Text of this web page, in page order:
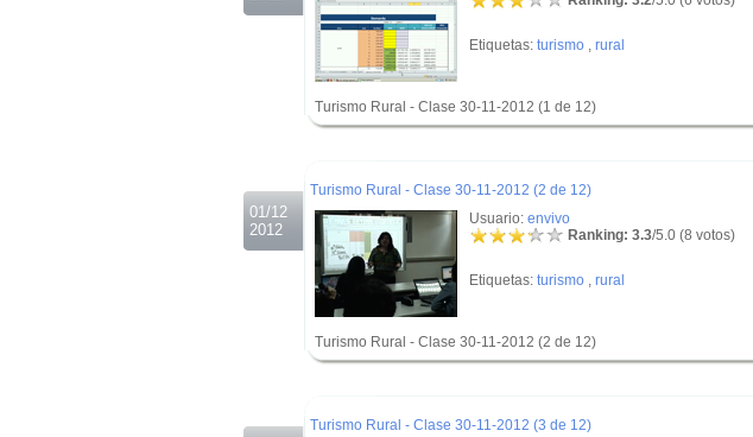
Etiquetas: turismo , rural
Turismo Rural - Clase 30-11-2012 (1 de 12)
01/12
2012
Turismo Rural - Clase 30-11-2012 (2 de 12)
Usuario: envivo
Ranking: 3.3/5.0 (8 votos)
Etiquetas: turismo , rural
Turismo Rural - Clase 30-11-2012 (2 de 12)
Turismo Rural - Clase 30-11-2012 (3 de 12)